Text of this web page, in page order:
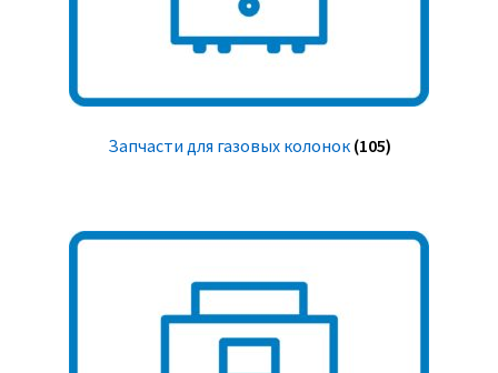
Запчасти для газовых колонок (105)